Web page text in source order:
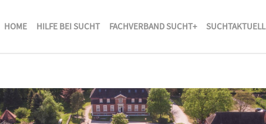
HOME HILFE BEI SUCHT FACHVERBAND SUCHT+ SUCHTAKTUELL